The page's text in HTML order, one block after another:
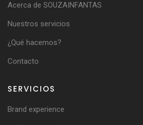
Acerca de SOUZAINFANTAS
Nuestros servicios
¿Qué hacemos?
Contacto
SERVICIOS
Brand experience